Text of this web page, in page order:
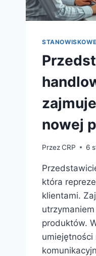
STANOWISKOWE
nowej
PrzezCRP 6
która
klientami.
produktów.
umiejętności